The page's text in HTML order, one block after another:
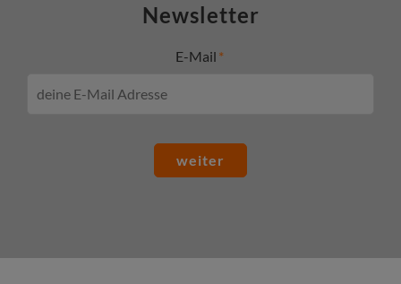
Newsletter
E-Mail
weiter